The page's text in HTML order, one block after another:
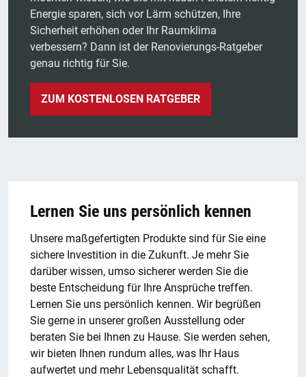
Energie sparen, sich vor Lärm schützen, Ihre
Sicherheit erhöhen oder Ihr Raumklima
verbessern? Dann ist der Renovierungs-Ratgeber
genau richtig für Sie.
ZUM KOSTENLOSEN RATGEBER
Lernen Sie uns persönlich kennen
Unsere maßgefertigten Produkte sind für Sie eine
sichere Investition in die Zukunft. Je mehr Sie
darüber wissen, umso sicherer werden Sie die
beste Entscheidung für Ihre Ansprüche treffen.
Lernen Sie uns persönlich kennen. Wir begrüßen
Sie gerne in unserer großen Ausstellung oder
beraten Sie bei Ihnen zu Hause. Sie werden sehen,
wir bieten Ihnen rundum alles, was Ihr Haus
aufwertet und mehr Lebensqualität schafft.